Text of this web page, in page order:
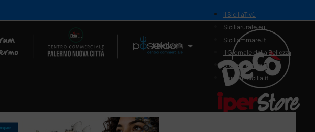
Il Network
il SiciliaTivù
Siciliarurale.eu
Siciliammare.it
Il Giornale della Bellezza
Siciliamedica.it
Sanitainsicilia.it